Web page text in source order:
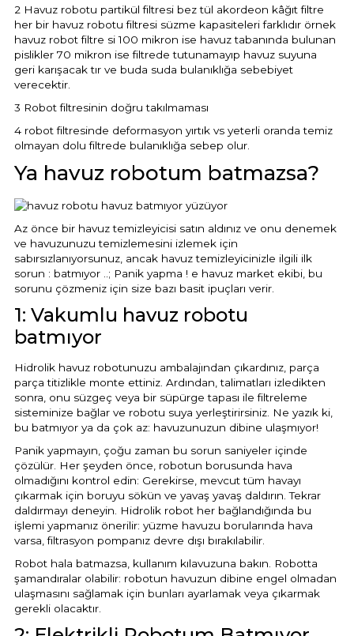
2 Havuz robotu partikül filtresi bez tül akordeon kâğıt filtre
her bir havuz robotu filtresi süzme kapasiteleri farklıdır örnek
havuz robot filtre si 100 mikron ise havuz tabanında bulunan
pislikler 70 mikron ise filtrede tutunamayıp havuz suyuna
geri karışacak tır ve buda suda bulanıklığa sebebiyet
verecektir.
3 Robot filtresinin doğru takılmaması
4 robot filtresinde deformasyon yırtık vs yeterli oranda temiz
olmayan dolu filtrede bulanıklığa sebep olur.
Ya havuz robotum batmazsa?
Az önce bir havuz temizleyicisi satın aldınız ve onu denemek
ve havuzunuzu temizlemesini izlemek için
sabırsızlanıyorsunuz, ancak havuz temizleyicinizle ilgili ilk
sorun : batmıyor ..; Panik yapma ! e havuz market ekibi, bu
sorunu çözmeniz için size bazı basit ipuçları verir.
1: Vakumlu havuz robotu
batmıyor
Hidrolik havuz robotunuzu ambalajından çıkardınız, parça
parça titizlikle monte ettiniz. Ardından, talimatları izledikten
sonra, onu süzgeç veya bir süpürge tapası ile filtreleme
sisteminize bağlar ve robotu suya yerleştirirsiniz. Ne yazık ki,
bu batmıyor ya da çok az: havuzunuzun dibine ulaşmıyor!
Panik yapmayın, çoğu zaman bu sorun saniyeler içinde
çözülür. Her şeyden önce, robotun borusunda hava
olmadığını kontrol edin: Gerekirse, mevcut tüm havayı
çıkarmak için boruyu sökün ve yavaş yavaş daldırın. Tekrar
daldırmayı deneyin. Hidrolik robot her bağlandığında bu
işlemi yapmanız önerilir: yüzme havuzu borularında hava
varsa, filtrasyon pompanız devre dışı bırakılabilir.
Robot hala batmazsa, kullanım kılavuzuna bakın. Robotta
şamandıralar olabilir: robotun havuzun dibine engel olmadan
ulaşmasını sağlamak için bunları ayarlamak veya çıkarmak
gerekli olacaktır.